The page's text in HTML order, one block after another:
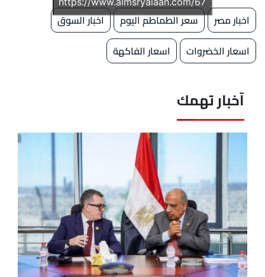
اخبار مصر سعر الطماطم اليوم
اخبار السوق
اسعار الخضروات
اسعار الفاكهة
آخبار تهمك